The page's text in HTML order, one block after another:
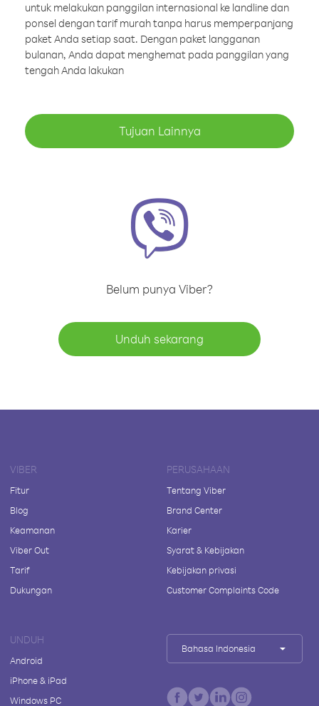
untuk melakukan panggilan internasional ke landline dan
ponsel dengan tarif murah tanpa harus memperpanjang
paket Anda setiap saat. Dengan paket langganan
bulanan, Anda dapat menghemat pada panggilan yang
tengah Anda lakukan
Tujuan Lainnya
Belum punya Viber?
Unduh sekarang
VIBER
Fitur
Blog
Keamanan
Viber Out
Tarif
Dukungan
PERUSAHAAN
Tentang Viber
Brand Center
Karier
Syarat & Kebijakan
Kebijakan privasi
Customer Complaints Code
UNDUH
Android
iPhone & iPad
Windows PC
Bahasa Indonesia